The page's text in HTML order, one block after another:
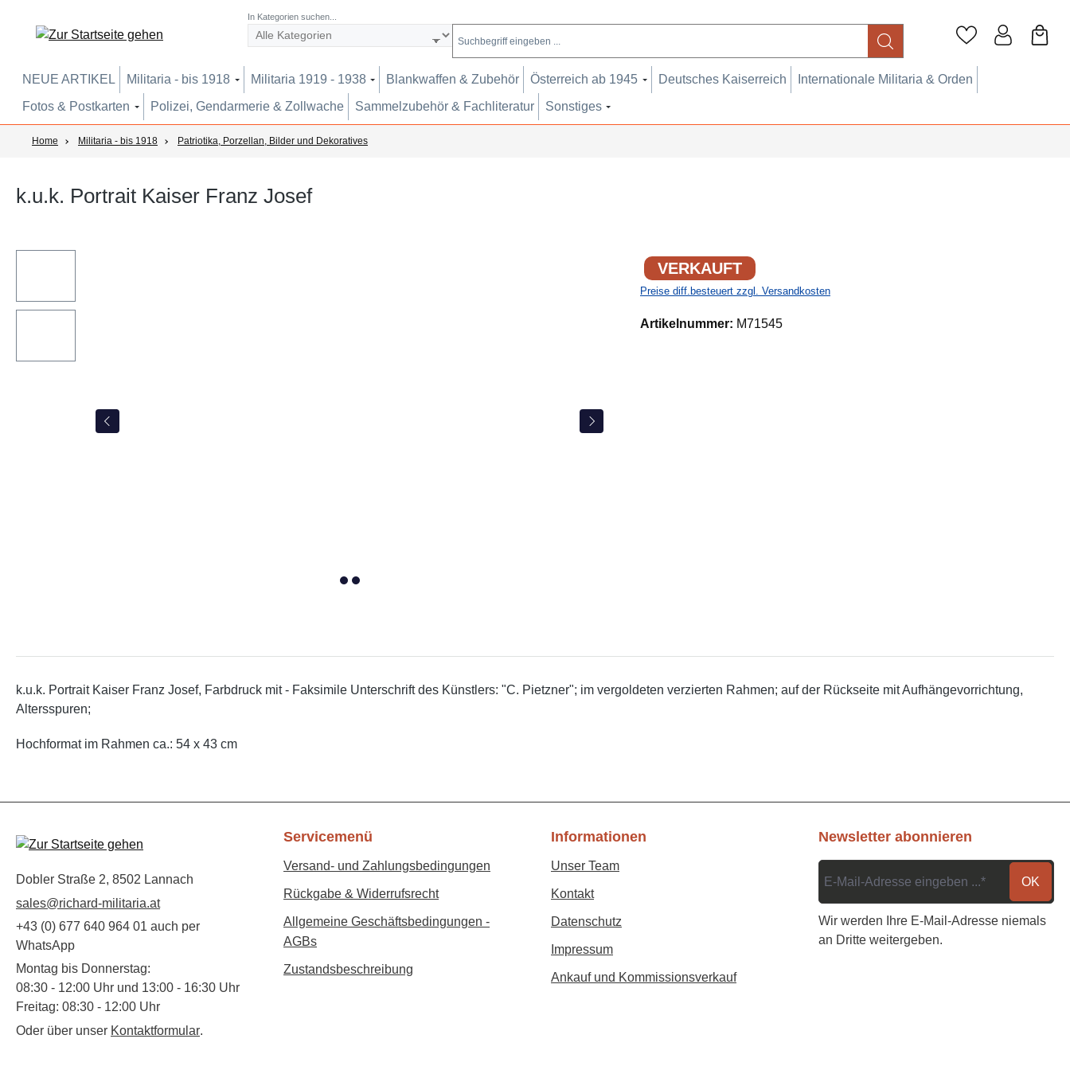
In Kategorien suchen...
NEUE ARTIKEL Militaria - bis 1918 Militaria 1919 - 1938 Blankwaffen & Zubehör Österreich ab 1945 Deutsches Kaiserreich
Internationale Militaria & Orden
Fotos & Postkarten
Polizei, Gendarmerie & Zollwache Sammelzubehör & Fachliteratur Sonstiges
Home Militaria - bis 1918 Patriotika, Porzellan, Bilder und Dekoratives
k.u.k. Portrait Kaiser Franz Josef
VERKAUFT
Preise diff.besteuert zzgl. Versandkosten
Artikelnummer: M71545
k.u.k. Portrait Kaiser Franz Josef, Farbdruck mit - Faksimile Unterschrift des Künstlers: "C. Pietzner"; im vergoldeten verzierten Rahmen; auf der Rückseite mit Aufhängevorrichtung,
Altersspuren;
Hochformat im Rahmen ca.: 54 x 43 cm
Dobler Straße 2, 8502 Lannach
sales@richard-militaria.at
+43 (0) 677 640 964 01 auch per
WhatsApp
Montag bis Donnerstag:
08:30 - 12:00 Uhr und 13:00 - 16:30 Uhr
Freitag: 08:30 - 12:00 Uhr
Oder über unser Kontaktformular.
Servicemenü
Versand- und Zahlungsbedingungen
Rückgabe & Widerrufsrecht
Allgemeine Geschäftsbedingungen -
AGBs
Zustandsbeschreibung
Informationen
Unser Team
Kontakt
Datenschutz
Impressum
Ankauf und Kommissionsverkauf
Newsletter abonnieren
OK
Wir werden Ihre E-Mail-Adresse niemals
an Dritte weitergeben.